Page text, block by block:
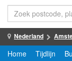
Nederland
Home Tijdlijn